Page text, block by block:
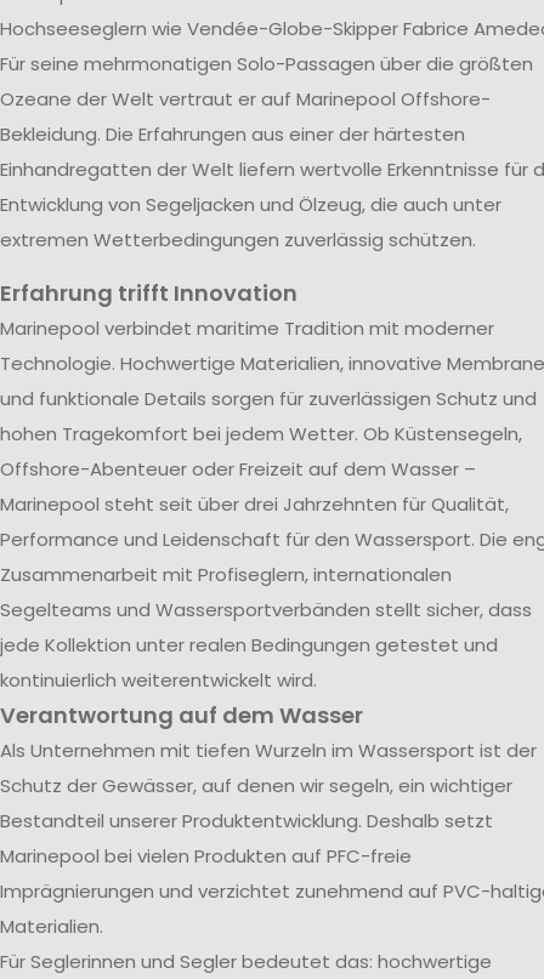
Hochseeseglern wie Vendée-Globe-Skipper Fabrice
Für seine mehrmonatigen Solo-Passagen über die größten
Ozeane der Welt vertraut er auf Marinepool Offshore-
Bekleidung. Die Erfahrungen aus einer der härtesten
Einhandregatten der Welt liefern wertvolle Erkenntnisse für
Entwicklung von Segeljacken und Ölzeug, die auch unter
extremen Wetterbedingungen zuverlässig schützen.
Erfahrung trifft Innovation
Marinepool verbindet maritime Tradition mit moderner
Technologie. Hochwertige Materialien, innovative
und funktionale Details sorgen für zuverlässigen Schutz und
hohen Tragekomfort bei jedem Wetter. Ob Küstensegeln,
Offshore-Abenteuer oder Freizeit auf dem Wasser –
Marinepool steht seit über drei Jahrzehnten für Qualität,
Performance und Leidenschaft für den Wassersport. Die
Zusammenarbeit mit Profiseglern, internationalen
Segelteams und Wassersportverbänden stellt sicher, dass
jede Kollektion unter realen Bedingungen getestet und
kontinuierlich weiterentwickelt wird.
Verantwortung auf dem Wasser
Als Unternehmen mit tiefen Wurzeln im Wassersport ist der
Schutz der Gewässer, auf denen wir segeln, ein wichtiger
Bestandteil unserer Produktentwicklung. Deshalb setzt
Marinepool bei vielen Produkten auf PFC-freie
Imprägnierungen und verzichtet zunehmend auf PVC-
Materialien.
Für Seglerinnen und Segler bedeutet das: hochwertige